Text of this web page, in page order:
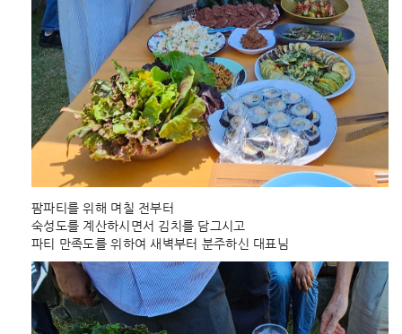
팜파티를 위해 며칠 전부터
숙성도를 계산하시면서 김치를 담그시고
파티 만족도를 위하여 새벽부터 분주하신 대표님